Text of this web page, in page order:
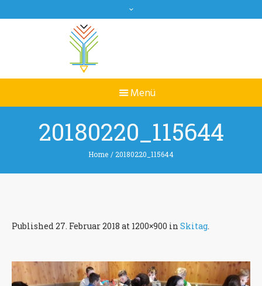
20180220_115644
Home / 20180220_115644
Published27. Februar 2018 at 1200×900 in Skitag.